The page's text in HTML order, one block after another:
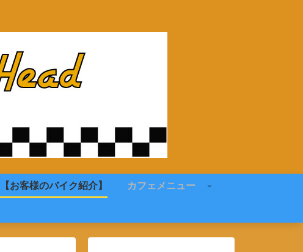
【お客様のバイク紹介】 カフェメニュー